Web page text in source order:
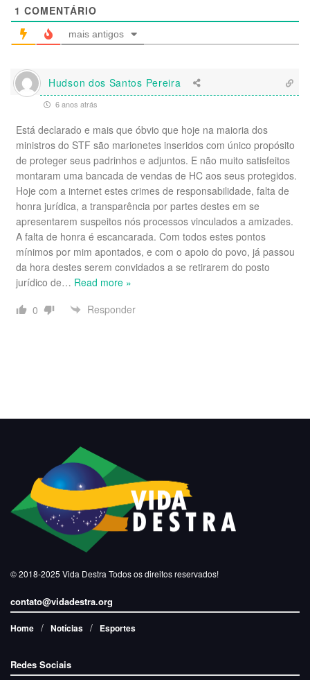
1 COMENTÁRIO
mais antigos
Hudson dos Santos Pereira
6 anos atrás
Está declarado e mais que óbvio que hoje na maioria dos
ministros do STF são marionetes inseridos com único propósito
de proteger seus padrinhos e adjuntos. E não muito satisfeitos
montaram uma bancada de vendas de HC aos seus protegidos.
Hoje com a internet estes crimes de responsabilidade, falta de
honra jurídica, a transparência por partes destes em se
apresentarem suspeitos nós processos vinculados a amizades.
A falta de honra é escancarada. Com todos estes pontos
mínimos por mim apontados, e com o apoio do povo, já passou
da hora destes serem convidados a se retirarem do posto
jurídico de… Read more »
0
Responder
© 2018-2025 Vida Destra Todos os direitos reservados!
contato@vidadestra.org
Home Notícias Esportes
Redes Sociais